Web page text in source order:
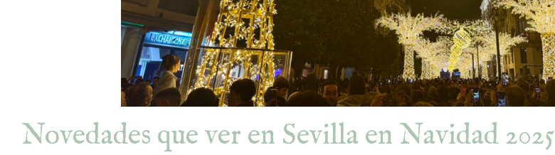
Novedades que ver en Sevilla en Navidad 2025